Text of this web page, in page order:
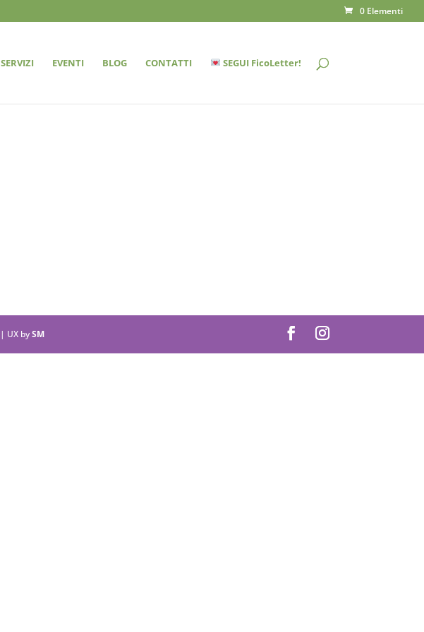
0 Elementi
SERVIZI EVENTI BLOG CONTATTI SEGUI FicoLetter!
| UX bySM